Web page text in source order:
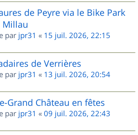
de Peyre via le Bike Park
Millau
par jpr31 « 15 juil. 2026, 22:15
de Verrières
par jpr31 « 13 juil. 2026, 20:54
Grand Château en fêtes
par jpr31 « 09 juil. 2026, 22:43